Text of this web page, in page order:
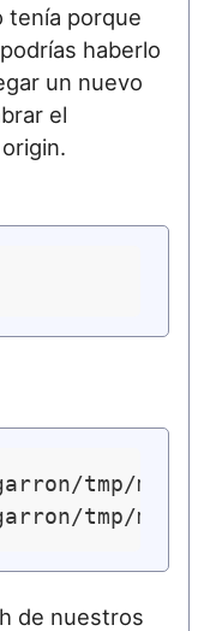
tenía porque
haberlo
un nuevo
el
tmp/mi-
de nuestros